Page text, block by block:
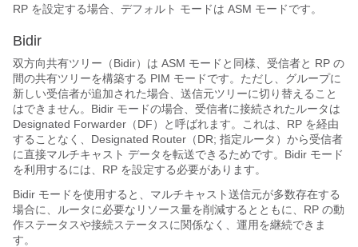
RP を設定する場合、デフォルト モードは ASM モードです。
Bidir
双方向共有ツリー（Bidir）は ASM モードと同様、受信者と RP の
間の共有ツリーを構築する PIM モードです。ただし、グループに
新しい受信者が追加された場合、送信元ツリーに切り替えること
はできません。Bidir モードの場合、受信者に接続されたルータは
Designated Forwarder（DF）と呼ばれます。これは、RP を経由
することなく、Designated Router（DR; 指定ルータ）から受信者
に直接マルチキャスト データを転送できるためです。Bidir モード
を利用するには、RP を設定する必要があります。
Bidir モードを使用すると、マルチキャスト送信元が多数存在する
場合に、ルータに必要なリソース量を削減するとともに、RP の動
作ステータスや接続ステータスに関係なく、運用を継続できま
す。